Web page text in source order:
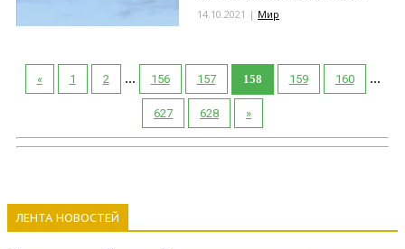
14.10.2021 | Мир
« 1 2 ... 156 157 158 159 160 ...
627 628 »
ЛЕНТА НОВОСТЕЙ